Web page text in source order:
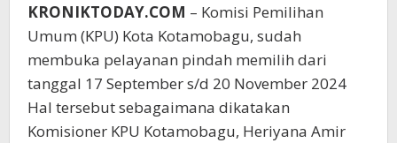
KRONIKTODAY.COM – Komisi Pemilihan
Umum (KPU) Kota Kotamobagu, sudah
membuka pelayanan pindah memilih dari
tanggal 17 September s/d 20 November 2024
Hal tersebut sebagaimana dikatakan
Komisioner KPU Kotamobagu, Heriyana Amir